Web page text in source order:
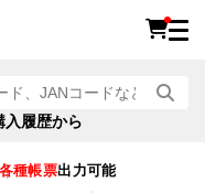
入履歴から
各種帳票出力可能